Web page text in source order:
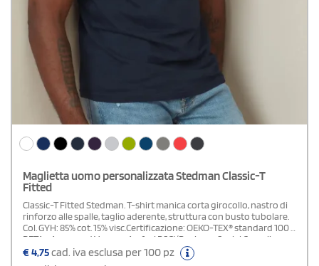
Maglietta uomo personalizzata Stedman Classic-T
Fitted
Classic-T Fitted Stedman. T-shirt manica corta girocollo, nastro di
rinforzo alle spalle, taglio aderente, struttura con busto tubolare.
Col. GYH: 85% cot. 15% visc.Certificazione: OEKO-TEX® standard 100 -
PETA - Approved Vegan - Amfori BSCI (Business Social Compliance
Initiative)
€4,75cad. iva esclusa per 100 pz